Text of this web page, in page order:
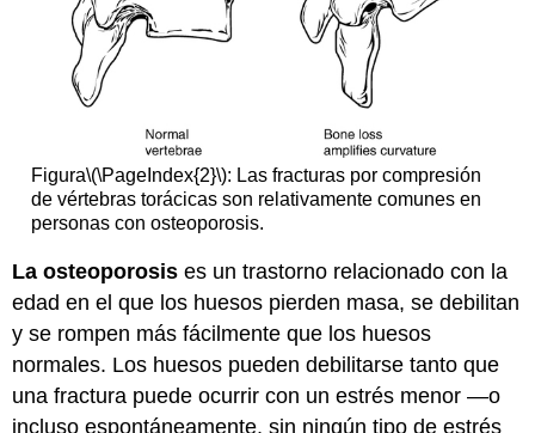
Característica:
Mito
Revisar
Atribuciones
Figura\(\PageIndex{2}\): Las fracturas por compresión
de vértebras torácicas son relativamente comunes en
personas con osteoporosis.
La osteoporosis es un trastorno relacionado con la
edad en el que los huesos pierden masa, se debilitan
y se rompen más fácilmente que los huesos
normales. Los huesos pueden debilitarse tanto que
una fractura puede ocurrir con un estrés menor —o
incluso espontáneamente, sin ningún tipo de estrés